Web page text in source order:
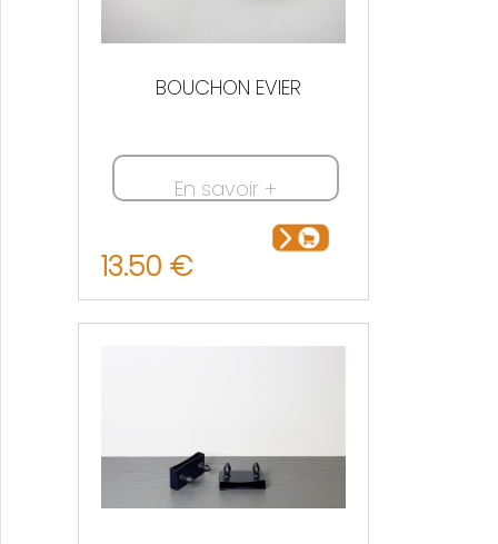
BOUCHON EVIER
En savoir +
13.50 €